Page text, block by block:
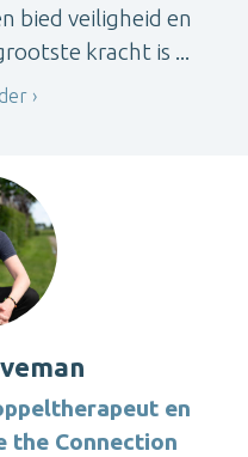
bied veiligheid en
kracht is ...
en
the Connection